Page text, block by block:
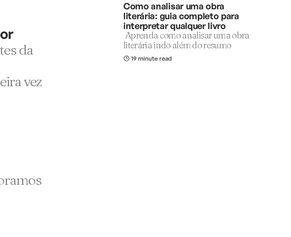
da
vez
Como analisar uma obra
literária: guia completo para
interpretar qualquer livro
Aprenda como analisar uma obra
literária indo além do resumo
19 minute read